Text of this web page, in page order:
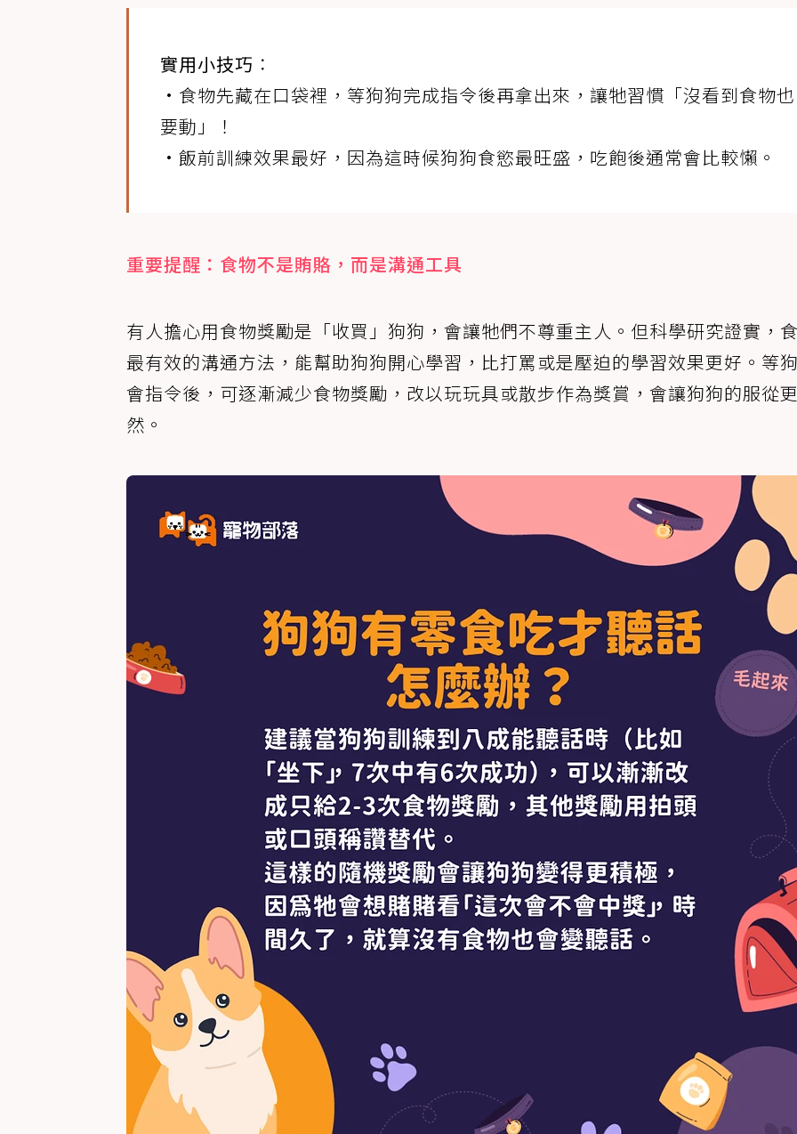
實用小技巧 ：
•食物先藏在口袋裡，等狗狗完成指令後再拿出來，讓牠習慣「沒看到食物也
要動」！
•飯前訓練效果最好，因為這時候狗狗食慾最旺盛，吃飽後通常會比較懶。
重要提醒：食物不是賄賂，而是溝通工具
有人擔心用食物獎勵是「收買」狗狗，會讓牠們不尊重主人。但科學研究證實，
最有效的溝通方法，能幫助狗狗開心學習，比打罵或是壓迫的學習效果更好。等
會指令後，可逐漸減少食物獎勵，改以玩玩具或散步作為獎賞，會讓狗狗的服從
然。